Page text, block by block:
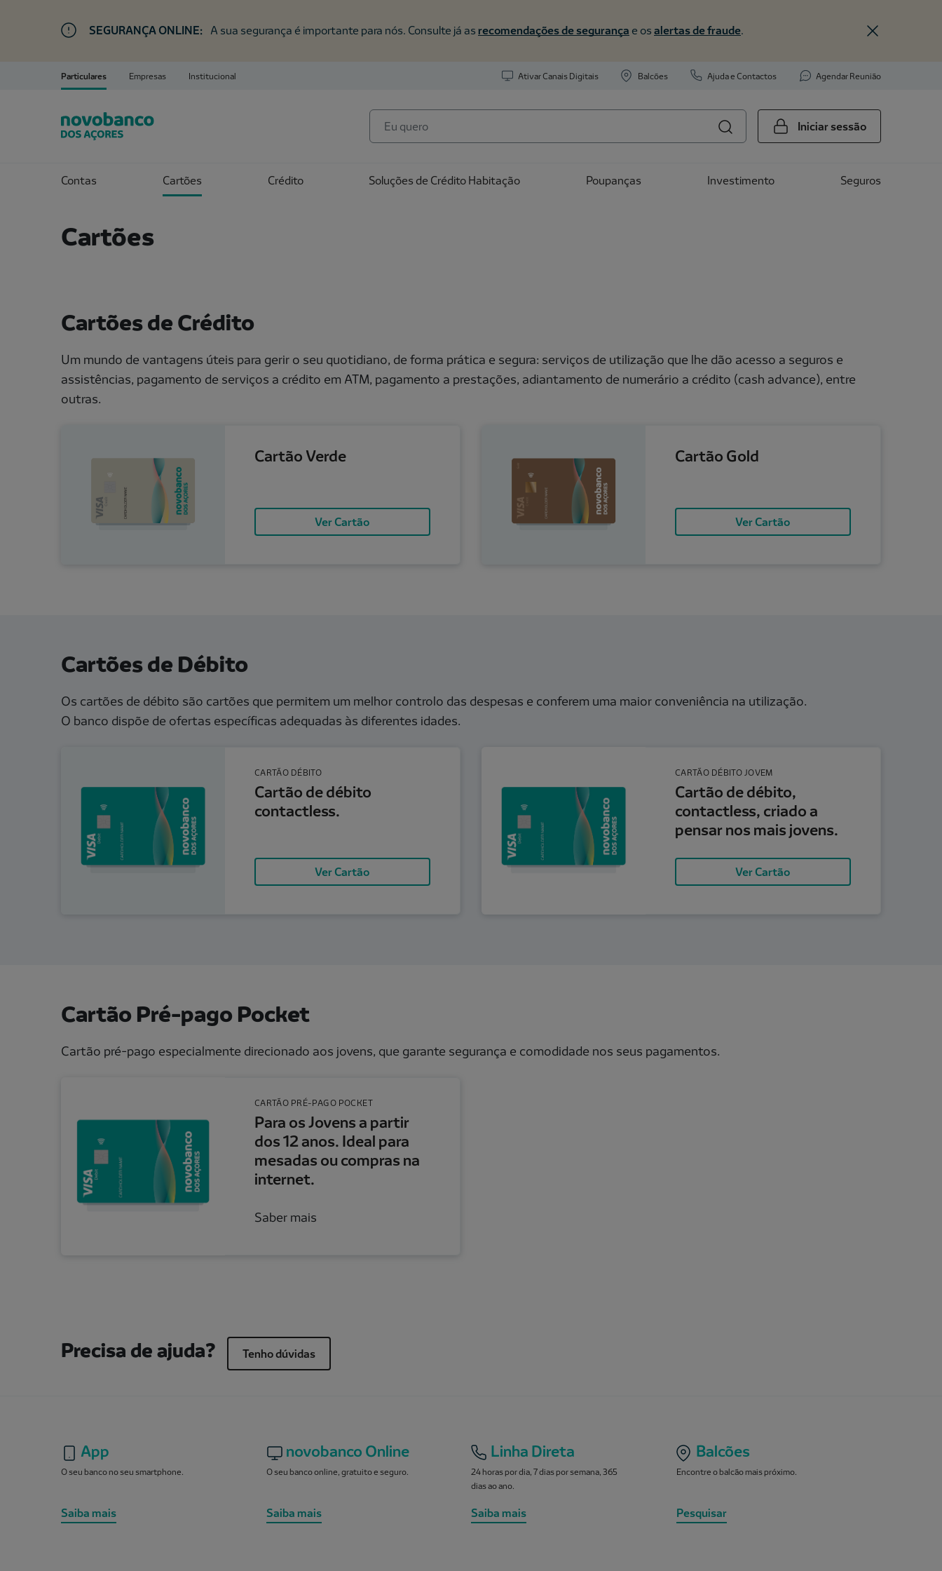
SEGURANÇA ONLINE: A sua segurança é importante para nós. Consulte já as recomendações de segurança e os alertas de fraude
Particulares Empresas Institucional Ativar Canais Digitais Balcões Ajuda e Contactos Agendar Reunião
Iniciar sessão
Contas Cartões Crédito Soluções de Crédito Habitação Poupanças Investimento Seguros
Cartões
Cartões de Crédito
Um mundo de vantagens úteis para gerir o seu quotidiano, de forma prática e segura: serviços de utilização que lhe dão acesso a seguros e
assistências, pagamento de serviços a crédito em ATM, pagamento a prestações, adiantamento de numerário a crédito (cash advance), entre
outras.
Cartão Verde
Ver Cartão
Cartão Gold
Ver Cartão
Cartões de Débito
Os cartões de débito são cartões que permitem um melhor controlo das despesas e conferem uma maior conveniência na utilização.
O banco dispõe de ofertas específicas adequadas às diferentes idades.
CARTÃO DÉBITO
Cartão de débito
contactless.
Ver Cartão
CARTÃO DÉBITO JOVEM
Cartão de débito,
contactless, criado a
pensar nos mais jovens.
Ver Cartão
Cartão Pré-pago Pocket
Cartão pré-pago especialmente direcionado aos jovens, que garante segurança e comodidade nos seus pagamentos.
CARTÃO PRÉ-PAGO POCKET
Para os Jovens a partir
dos 12 anos. Ideal para
mesadas ou compras na
internet.
Saber mais
Precisa de ajuda? Tenho dúvidas
App
O seu banco no seu smartphone.
Saiba mais
novobanco Online
O seu banco online, gratuito e seguro.
Saiba mais
Linha Direta
24 horas por dia, 7 dias por semana, 365
dias ao ano.
Saiba mais
Balcões
Encontre o balcão mais próximo.
Pesquisar